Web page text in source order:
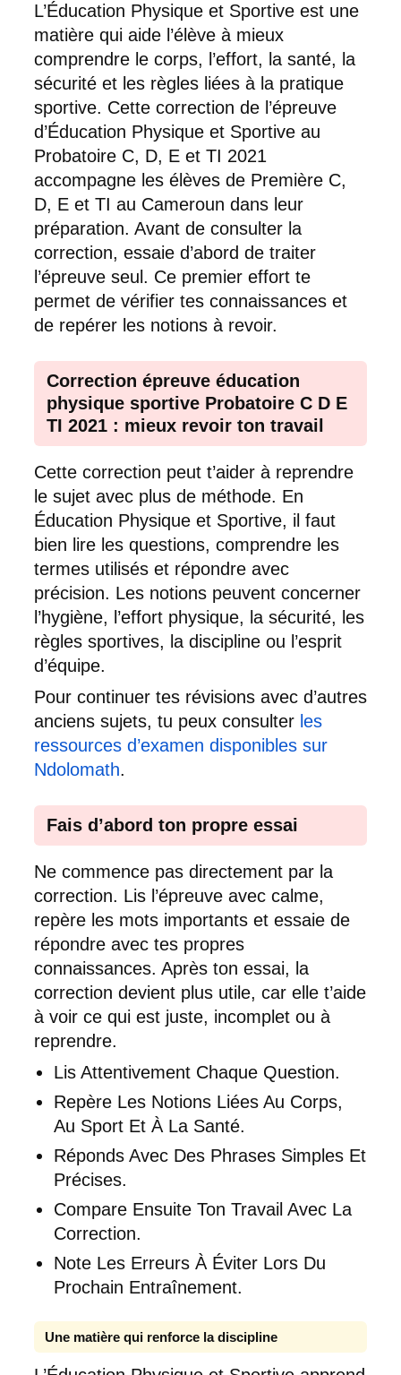
L’Éducation Physique et Sportive est une
matière qui aide l’élève à mieux
comprendre le corps, l’effort, la santé, la
sécurité et les règles liées à la pratique
sportive. Cette correction de l’épreuve
d’Éducation Physique et Sportive au
Probatoire C, D, E et TI 2021
accompagne les élèves de Première C,
D, E et TI au Cameroun dans leur
préparation. Avant de consulter la
correction, essaie d’abord de traiter
l’épreuve seul. Ce premier effort te
permet de vérifier tes connaissances et
de repérer les notions à revoir.
Correction épreuve éducation
physique sportive Probatoire C D E
TI 2021 : mieux revoir ton travail
Cette correction peut t’aider à reprendre
le sujet avec plus de méthode. En
Éducation Physique et Sportive, il faut
bien lire les questions, comprendre les
termes utilisés et répondre avec
précision. Les notions peuvent concerner
l’hygiène, l’effort physique, la sécurité, les
règles sportives, la discipline ou l’esprit
d’équipe.
Pour continuer tes révisions avec d’autres
anciens sujets, tu peux consulter les
ressources d’examen disponibles sur
Ndolomath.
Fais d’abord ton propre essai
Ne commence pas directement par la
correction. Lis l’épreuve avec calme,
repère les mots importants et essaie de
répondre avec tes propres
connaissances. Après ton essai, la
correction devient plus utile, car elle t’aide
à voir ce qui est juste, incomplet ou à
reprendre.
Lis Attentivement Chaque Question.
Repère Les Notions Liées Au Corps,
Au Sport Et À La Santé.
Réponds Avec Des Phrases Simples Et
Précises.
Compare Ensuite Ton Travail Avec La
Correction.
Note Les Erreurs À Éviter Lors Du
Prochain Entraînement.
Une matière qui renforce la discipline